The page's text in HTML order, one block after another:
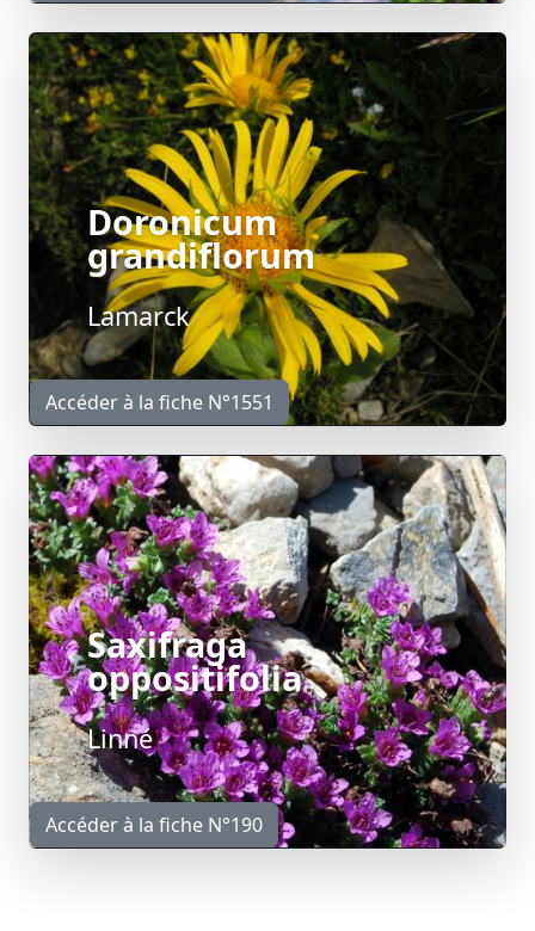
Doronicum
grandiflorum
Lamarck
Accéder à la fiche N°1551
Saxifraga
oppositifolia
Linné
Accéder à la fiche N°190